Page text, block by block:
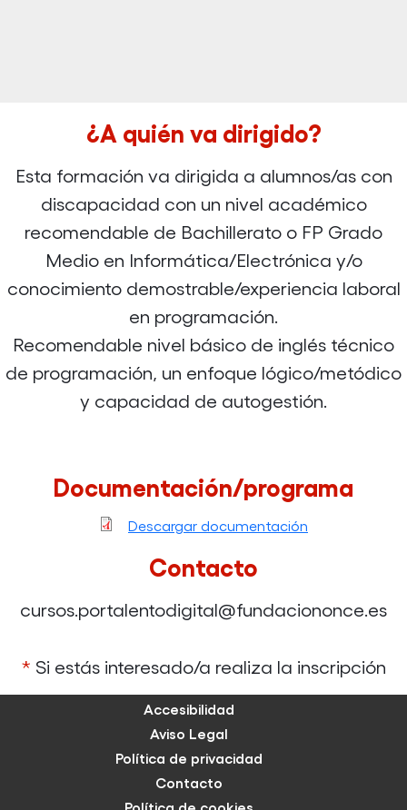
¿A quién va dirigido?
Esta formación va dirigida a alumnos/as con
discapacidad con un nivel académico
recomendable de Bachillerato o FP Grado
Medio en Informática/Electrónica y/o
conocimiento demostrable/experiencia laboral
en programación.
Recomendable nivel básico de inglés técnico
de programación, un enfoque lógico/metódico
y capacidad de autogestión.
Documentación/programa
Descargar documentación
Contacto
cursos.portalentodigital@fundaciononce.es
* Si estás interesado/a realiza la inscripción
Accesibilidad
Aviso Legal
Política de privacidad
Contacto